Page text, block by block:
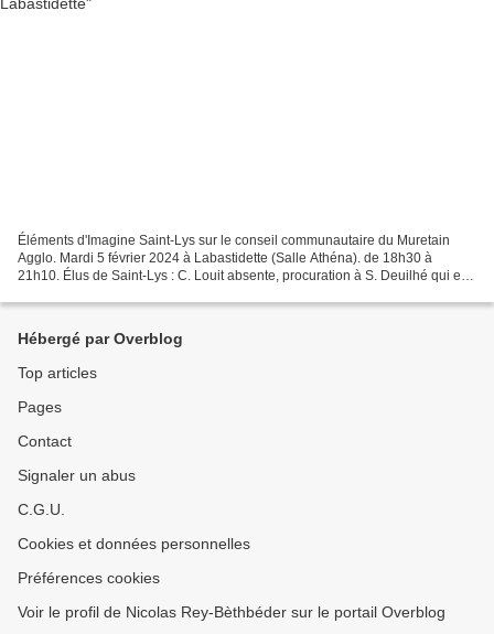
Éléments d'Imagine Saint-Lys sur le conseil communautaire du Muretain
Agglo. Mardi 5 février 2024 à Labastidette (Salle Athéna). de 18h30 à
21h10. Élus de Saint-Lys : C. Louit absente, procuration à S. Deuilhé qui est
Hébergé par Overblog
Top articles
Pages
Contact
Signaler un abus
C.G.U.
Cookies et données personnelles
Préférences cookies
Voir le profil de Nicolas Rey-Bèthbéder sur le portail Overblog